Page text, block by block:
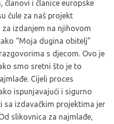
članovi i članice europske
čule za naš projekt
izdanjem na njihovom
“Moja dugina obitelj”
s djecom. Ovo je
smo sretni što je to
Cijeli proces
ispunjavajući i sigurno
sa izdavačkim projektima jer
slikovnica za najmlađe,